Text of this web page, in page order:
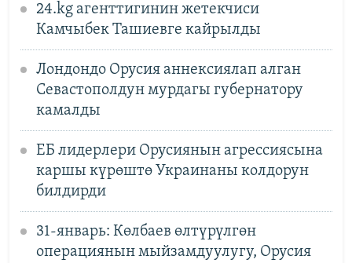
24.kg агенттигинин жетекчиси
Камчыбек Ташиевге кайрылды
Лондондо Орусия аннексиялап алган
Севастополдун мурдагы губернатору
камалды
ЕБ лидерлери Орусиянын агрессиясына
каршы күрөштө Украинаны колдорун
билдирди
31-январь: Көлбаев өлтүрүлгөн
операциянын мыйзамдуулугу, Орусия